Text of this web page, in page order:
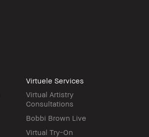
Virtuele Services
Virtual Artistry
Consultations
Bobbi Brown Live
Virtual Try-On